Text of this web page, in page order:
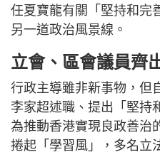
任夏寶龍有關「堅持和完
另一道政治風景線。
立會、區會議員齊
行政主導雖非新事物，但
李家超述職、提出「堅持
為推動香港實現良政善治
捲起「學習風」，多名立